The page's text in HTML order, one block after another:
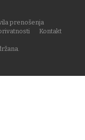
prenošenja
Kontakt